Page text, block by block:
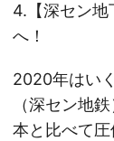
4.【深セン
へ！
2020年はい
（深セン地
本と比べて圧